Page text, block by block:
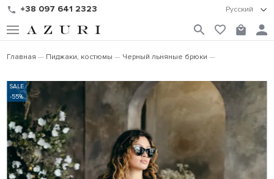
+38 097 641 2323 Русский
Главная Пиджаки, костюмы Черный льняные брюки